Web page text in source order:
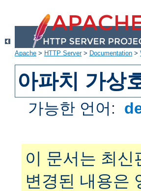
Apache > HTTP Server> Documentation >
아파치 가상
가능한 언어:
이 문서는 최
변경된 내용은